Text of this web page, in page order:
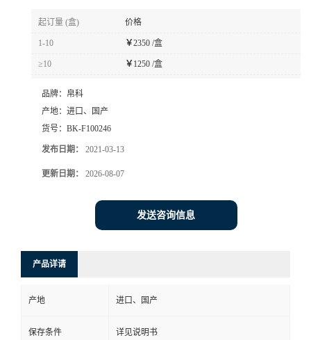
起订量 (盒) 价格
1-10 ￥2350 /盒
≥10 ￥ 1250 /盒
品牌： 帛科
产地： 进口、国产
货号： BK-F100246
发布日期： 2021-03-13
更新日期： 2026-08-07
发送咨询信息
产品详请
产地 进口、国产
保存条件 详见说明书